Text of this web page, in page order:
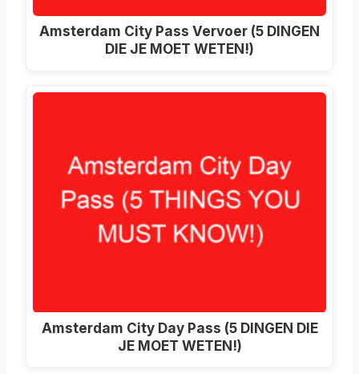
Amsterdam City Pass Vervoer (5 DINGEN
DIE JE MOET WETEN!)
Amsterdam City Day Pass (5 DINGEN DIE
JE MOET WETEN!)